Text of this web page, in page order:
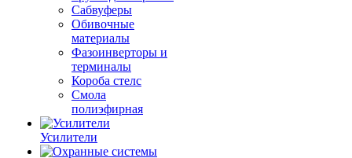
Сабвуферы
Обивочные
материалы
Фазоинверторы и
терминалы
Короба стелс
Смола
полиэфирная
Усилители